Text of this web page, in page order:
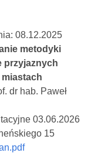
08.12.2025
metodyki
przyjaznych
dr hab. Paweł
03.06.2026
15